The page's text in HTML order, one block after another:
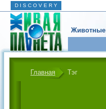
D I S C O V E R Y
Животные
Главная Тэг